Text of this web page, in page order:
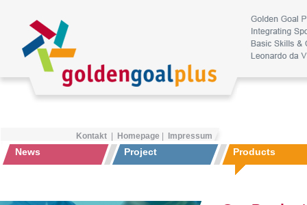
Kontakt Homepage Impressum
News Project Products